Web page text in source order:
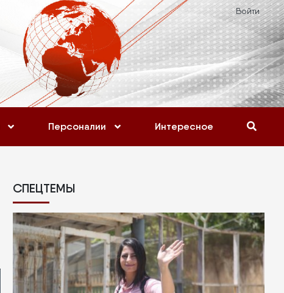
Войти
Персоналии Интересное
СПЕЦТЕМЫ